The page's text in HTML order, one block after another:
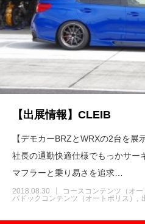
【出展情報】CLEIB
【デモカーBRZとWRXの2台を
社長の通勤快適仕様でもっかサー
マフラーと乗り易さを追求…
2018.08.30
コースコンテンツ（オー
パドックコンテンツ（オートポリス）